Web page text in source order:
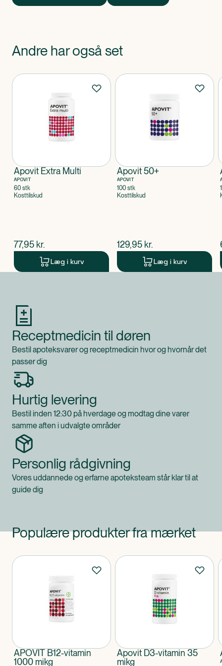
Andre har også set
Produkter
Apovit Extra Multi
APOVIT
60 stk
Kosttilskud
$nuværende pris
77,95 kr.
Læg i kurv
Apovit 50+
APOVIT
100 stk
Kosttilskud
$nuværende pris
129,95 kr.
Læg i kurv
Receptmedicin til døren
Bestil apoteksvarer og receptmedicin hvor og hvornår det
passer dig
Hurtig levering
Bestil inden 12:30 på hverdage og modtag dine varer
samme aften i udvalgte områder
Personlig rådgivning
Vores uddannede og erfarne apoteksteam står klar til at
guide dig
Populære produkter fra mærket
Produkter
APOVIT B12-vitamin
1000 mikg
Apovit D3-vitamin 35
mikg